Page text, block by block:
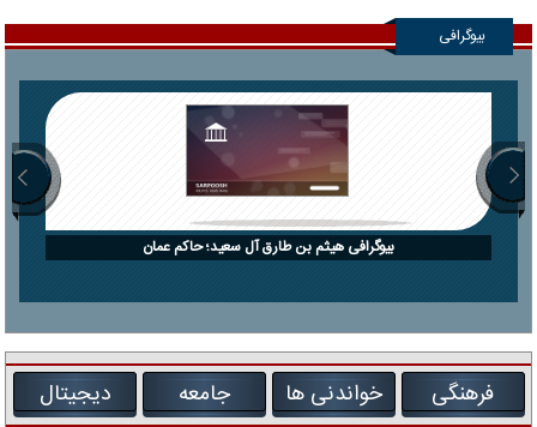
بیوگرافی
بیوگرافی هیثم بن طارق آل سعید؛ حاکم عمان
فرهنگی خواندنی ها جامعه دیجیتال